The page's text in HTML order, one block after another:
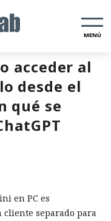
MENÚ
acceder al
desde el
qué se
en PC es
separado para